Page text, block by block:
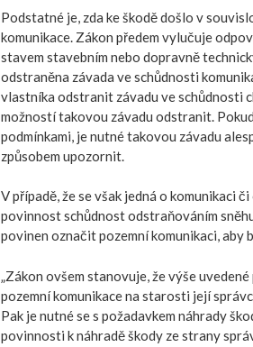
Podstatné je, zda ke škodě došlo v
komunikace. Zákon předem vylučuje
stavem stavebním nebo dopravně
odstraněna závada ve schůdnosti
vlastníka odstranit závadu ve schůdnosti
možností takovou závadu odstranit.
podmínkami, je nutné takovou závadu
způsobem upozornit.
V případě, že se však jedná o komunikaci
povinnost schůdnost odstraňováním
povinen označit pozemní komunikaci, aby
„Zákon ovšem stanovuje, že výše
pozemní komunikace na starosti její
Pak je nutné se s požadavkem náhrady
povinnosti k náhradě škody ze strany